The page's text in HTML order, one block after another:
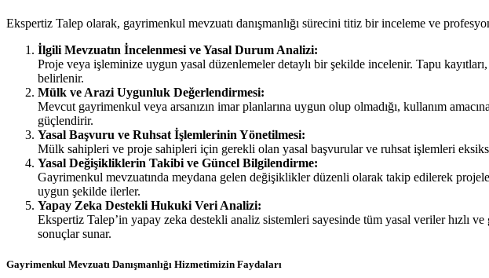
Ekspertiz Talep olarak, gayrimenkul mevzuatı danışmanlığı sürecini titiz bir inceleme ve
İlgili Mevzuatın İncelenmesi ve Yasal Durum Analizi:
Proje veya işleminize uygun yasal düzenlemeler detaylı bir şekilde incelenir. Tapu
belirlenir.
Mülk ve Arazi Uygunluk Değerlendirmesi:
Mevcut gayrimenkul veya arsanızın imar planlarına uygun olup olmadığı, kullanım
güçlendirir.
Yasal Başvuru ve Ruhsat İşlemlerinin Yönetilmesi:
Mülk sahipleri ve proje sahipleri için gerekli olan yasal başvurular ve ruhsat işlemleri
Yasal Değişikliklerin Takibi ve Güncel Bilgilendirme:
Gayrimenkul mevzuatında meydana gelen değişiklikler düzenli olarak takip edilerek
uygun şekilde ilerler.
Yapay Zeka Destekli Hukuki Veri Analizi:
Ekspertiz Talep’in yapay zeka destekli analiz sistemleri sayesinde tüm yasal veriler hızlı
sonuçlar sunar.
Gayrimenkul Mevzuatı Danışmanlığı Hizmetimizin Faydaları